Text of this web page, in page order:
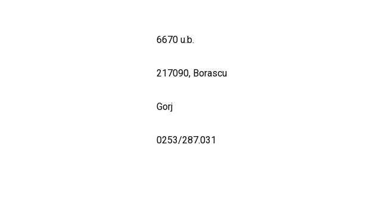
6670 u.b.
217090, Borascu
Gorj
0253/287.031